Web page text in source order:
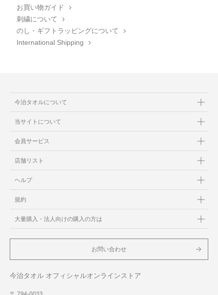
お買い物ガイド
刺繍について
のし・ギフトラッピングについて
International Shipping
今治タオルについて
当サイトについて
会員サービス
店舗リスト
ヘルプ
規約
大量購入・法人向けの購入の方は
お問い合わせ
今治タオル オフィシャルオンラインストア